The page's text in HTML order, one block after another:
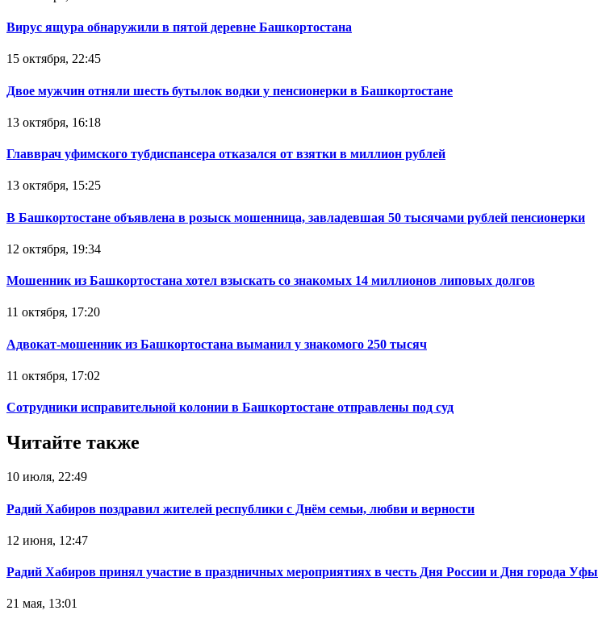
Вирус ящура обнаружили в пятой деревне Башкортостана
15 октября, 22:45
Двое мужчин отняли шесть бутылок водки у пенсионерки в Башкортостане
13 октября, 16:18
Главврач уфимского тубдиспансера отказался от взятки в миллион рублей
13 октября, 15:25
В Башкортостане объявлена в розыск мошенница, завладевшая 50 тысячами рублей пенсионерки
12 октября, 19:34
Мошенник из Башкортостана хотел взыскать со знакомых 14 миллионов липовых долгов
11 октября, 17:20
Адвокат-мошенник из Башкортостана выманил у знакомого 250 тысяч
11 октября, 17:02
Сотрудники исправительной колонии в Башкортостане отправлены под суд
Читайте также
10 июля, 22:49
Радий Хабиров поздравил жителей республики с Днём семьи, любви и верности
12 июня, 12:47
Радий Хабиров принял участие в праздничных мероприятиях в честь Дня России и Дня города Уфы
21 мая, 13:01